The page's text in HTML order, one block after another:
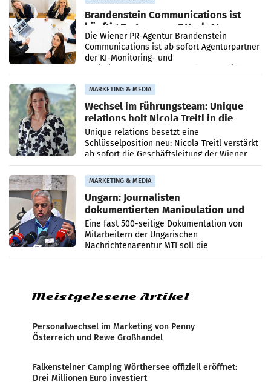
Brandenstein Communications ist
künftig Partner von OtterlyAI
Die Wiener PR-Agentur Brandenstein
Communications ist ab sofort Agenturpartner
der KI-Monitoring- und
MARKETING & MEDIA
Wechsel im Führungsteam: Unique
relations holt Nicola Treitl in die
Geschäftsleitung
Unique relations besetzt eine
Schlüsselposition neu: Nicola Treitl verstärkt
ab sofort die Geschäftsleitung der Wiener
PR-Agentur an der Seite von Josef Kalina und
Anna Kalina-Mahr.
MARKETING & MEDIA
Ungarn: Journalisten
dokumentierten Manipulation und
Zensur
Eine fast 500-seitige Dokumentation von
Mitarbeitern der Ungarischen
Nachrichtenagentur MTI soll die
systematische Nachrichten-Manipulation und
Meistgelesene Artikel
Personalwechsel im Marketing von Penny
Österreich und Rewe Großhandel
Falkensteiner Camping Wörthersee offiziell eröffnet:
Drei Millionen Euro investiert